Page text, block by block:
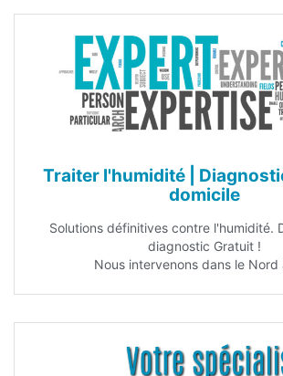
Traiter l'humidité |
domicile
Solutions définitives contre l'humidité.
diagnostic Gratuit !
Nous intervenons dans le Nord